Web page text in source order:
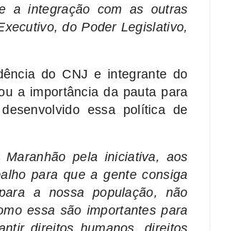
a integração com as outras
do Poder Legislativo,
do CNJ e integrante do
a importância da pauta para
essa política de
pela iniciativa, aos
para que a gente consiga
a nossa população, não
essa são importantes para